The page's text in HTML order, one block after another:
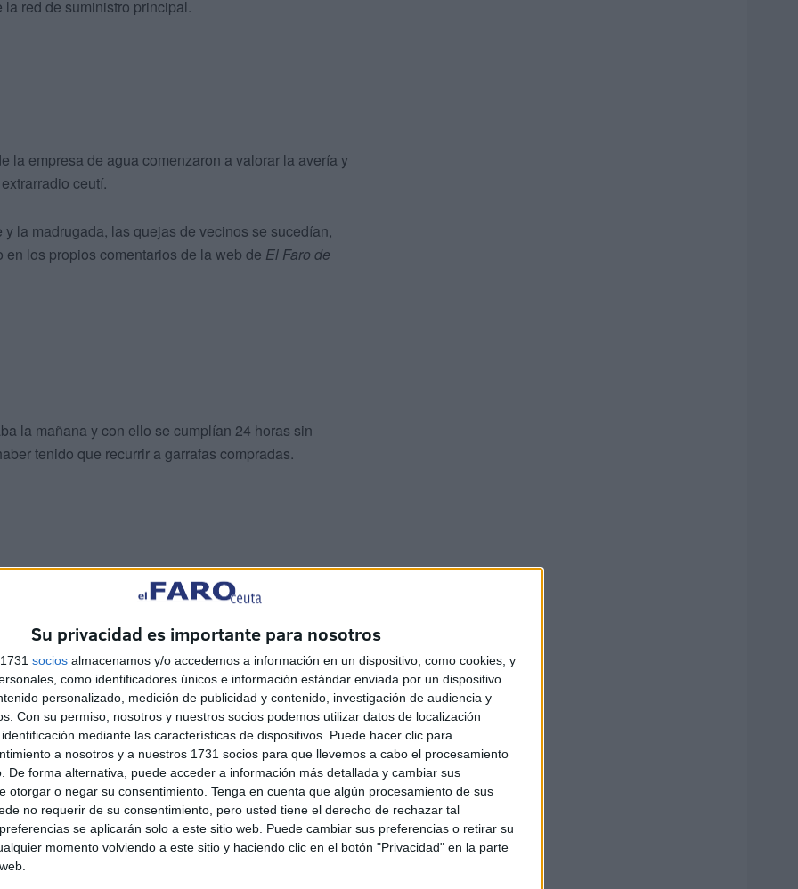
Su privacidad es importante para nosotros
socios almacenamos y/o accedemos a información en un dispositivo, como cookies, y
como identificadores únicos e información estándar enviada por un dispositivo
personalizado, medición de publicidad y contenido, investigación de audiencia y
Con su permiso, nosotros y nuestros socios podemos utilizar datos de localización
mediante las características de dispositivos. Puede hacer clic para
a nosotros y a nuestros 1731 socios para que llevemos a cabo el procesamiento
De forma alternativa, puede acceder a información más detallada y cambiar sus
otorgar o negar su consentimiento. Tenga en cuenta que algún procesamiento de sus
no requerir de su consentimiento, pero usted tiene el derecho de rechazar tal
se aplicarán solo a este sitio web. Puede cambiar sus preferencias o retirar su
momento volviendo a este sitio y haciendo clic en el botón "Privacidad" en la parte
red de suministro principal.
la empresa de agua comenzaron a valorar la avería y
ceutí.
la madrugada, las quejas de vecinos se sucedían,
los propios comentarios de la web de El Faro de
la mañana y con ello se cumplían 24 horas sin
tenido que recurrir a garrafas compradas.
la demora en la restitución del flujo de líquido
en la antigua tubería principal de abastecimiento que
a El Morro, en Ceuta.
inició una jornada nefasta para los vecinos de
apuntaron que el suministro podría recuperarse a